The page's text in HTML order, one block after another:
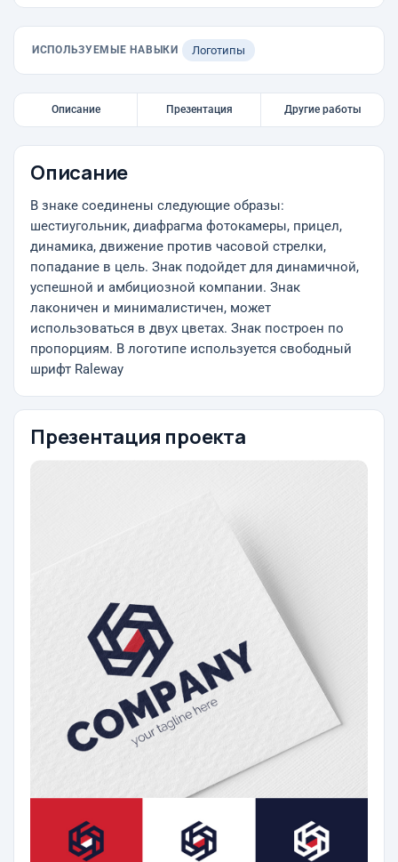
ИСПОЛЬЗУЕМЫЕ НАВЫКИ Логотипы
Описание Презентация Другие работы
Описание
В знаке соединены следующие образы:
шестиугольник, диафрагма фотокамеры, прицел,
динамика, движение против часовой стрелки,
попадание в цель. Знак подойдет для динамичной,
успешной и амбициозной компании. Знак
лаконичен и минималистичен, может
использоваться в двух цветах. Знак построен по
пропорциям. В логотипе используется свободный
шрифт Raleway
Презентация проекта